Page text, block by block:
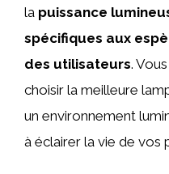
la puissance
spécifiques aux
des utilisateurs.
choisir la meilleure
un environnement
à éclairer la vie de vos